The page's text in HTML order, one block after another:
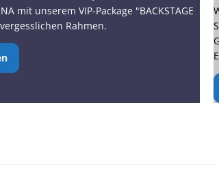
mit unserem VIP-Package "BACKSTAGE
Rahmen.